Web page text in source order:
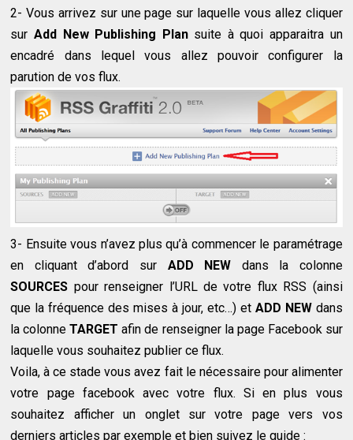
2- Vous arrivez sur une page sur laquelle vous allez cliquer
surAdd New Publishing Plansuite à quoi apparaitra un
encadré dans lequel vous allez pouvoir configurer la
parution de vos flux.
3- Ensuite vous n’avez plus qu’à commencer le paramétrage
en cliquant d’abord sur ADD NEW dans la colonne
SOURCES pour renseigner l’URL de votre flux RSS (ainsi
que la fréquence des mises à jour, etc…) et ADD NEWdans
la colonneTARGET afin de renseigner la page Facebook sur
laquelle vous souhaitez publier ce flux.
Voila, à ce stade vous avez fait le nécessaire pour alimenter
votre page facebook avec votre flux. Si en plus vous
souhaitez afficher un onglet sur votre page vers vos
derniers articles par exemple et bien suivez le guide :